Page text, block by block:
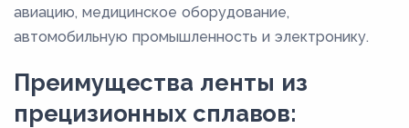
авиацию, медицинское оборудование,
автомобильную промышленность и электронику.
Преимущества ленты из
прецизионных сплавов: